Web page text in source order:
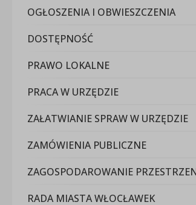
OGŁOSZENIA I OBWIESZCZENIA
DOSTĘPNOŚĆ
PRAWO LOKALNE
PRACA W URZĘDZIE
ZAŁATWIANIE SPRAW W URZĘDZIE
ZAMÓWIENIA PUBLICZNE
ZAGOSPODAROWANIE
RADA MIASTA WŁOCŁAWEK